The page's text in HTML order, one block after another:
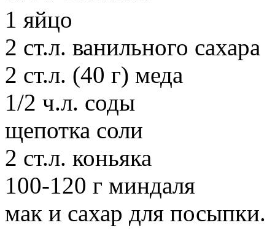
1 яйцо
2 ст.л. ванильного сахара
2 ст.л. (40 г) меда
1/2 ч.л. соды
щепотка соли
2 ст.л. коньяка
100-120 г миндаля
мак и сахар для посыпки.